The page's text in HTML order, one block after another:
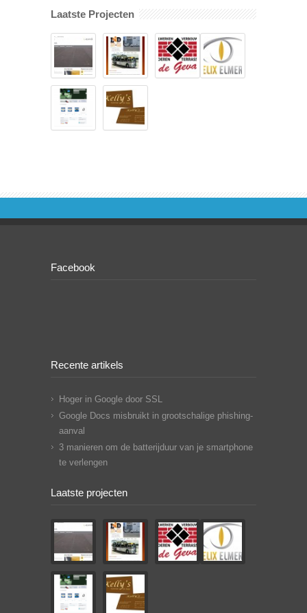
Laatste Projecten
Facebook
Recente artikels
Hoger in Google door SSL
Google Docs misbruikt in grootschalige phishing-
aanval
3 manieren om de batterijduur van je smartphone
te verlengen
Laatste projecten